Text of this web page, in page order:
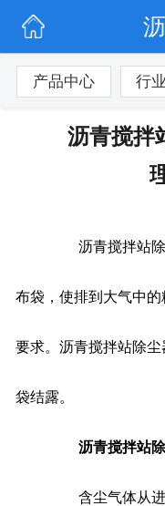
产品中心 行
沥青搅拌
沥青搅拌站除
布袋，使排到大气中的
要求。沥青搅拌站除
袋结露。
沥青搅拌站
含尘气体从进